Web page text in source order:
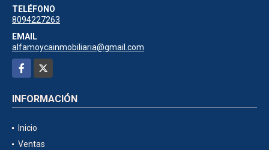
TELÉFONO
8094227263
EMAIL
alfamoycainmobiliaria@gmail.com
Facebook
INFORMACIÓN
Inicio
Ventas